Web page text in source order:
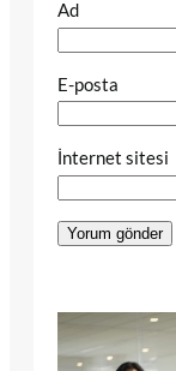
Ad
E-posta
İnternet sitesi